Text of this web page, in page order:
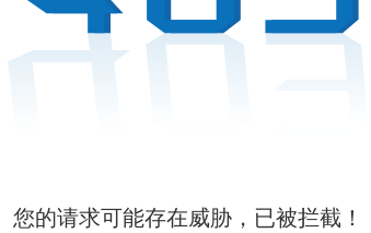
您的请求可能存在威胁，已被拦截！